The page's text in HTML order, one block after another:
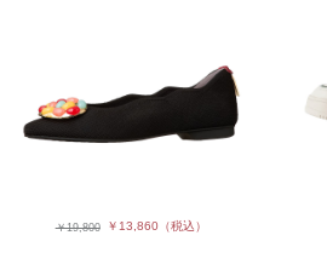
￥19,800 ￥13,860（税込）